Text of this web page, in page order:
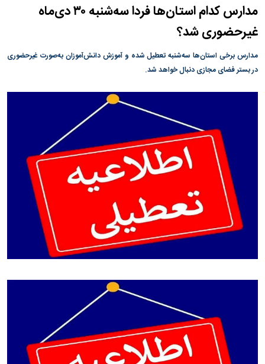
مدارس کدام استان‌ها فردا سه‌شنبه ۳۰ دی‌ماه
غیرحضوری شد؟
مدارس برخی استان‌ها سه‌شنبه تعطیل شده و آموزش دانش‌آموزان به‌صورت غیرحضوری
در بستر فضای مجازی دنبال خواهد شد.